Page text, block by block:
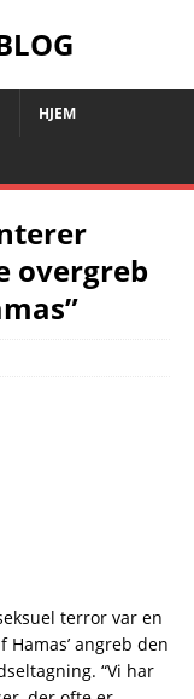
HJEM
overgreb
terror var en
angreb den
“Vi har